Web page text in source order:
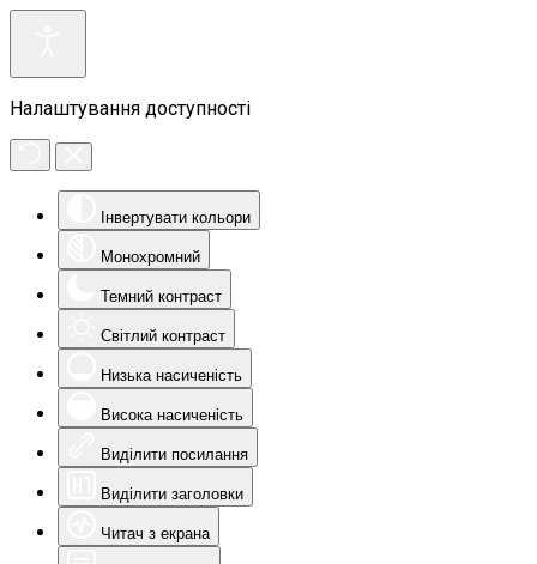
Налаштування доступності
Інвертувати кольори
Монохромний
Темний контраст
Світлий контраст
Низька насиченість
Висока насиченість
Виділити посилання
Виділити заголовки
Читач з екрана